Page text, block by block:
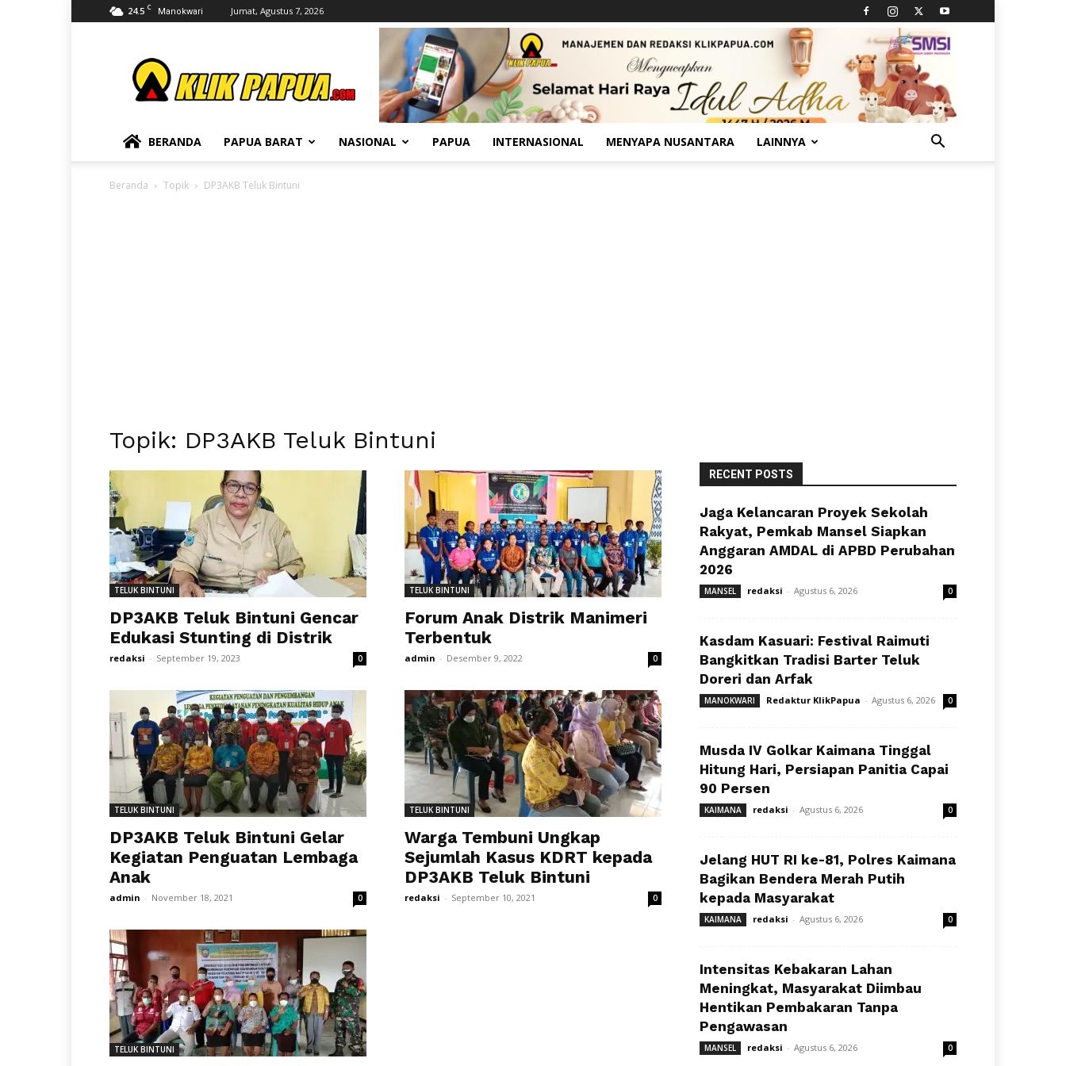
24.5 C Manokwari Jumat, Agustus 7, 2026
BERANDA PAPUA BARAT NASIONAL PAPUA INTERNASIONAL MENYAPA NUSANTARA LAINNYA
Beranda Topik DP3AKB Teluk Bintuni
Topik: DP3AKB Teluk Bintuni
TELUK BINTUNI
DP3AKB Teluk Bintuni Gencar
Edukasi Stunting di Distrik
redaksi - September 19, 2023 0
TELUK BINTUNI
Forum Anak Distrik Manimeri
Terbentuk
admin - Desember 9, 2022 0
TELUK BINTUNI
DP3AKB Teluk Bintuni Gelar
Kegiatan Penguatan Lembaga
Anak
admin - November 18, 2021 0
TELUK BINTUNI
Warga Tembuni Ungkap
Sejumlah Kasus KDRT kepada
DP3AKB Teluk Bintuni
redaksi - September 10, 2021 0
TELUK BINTUNI
RECENT POSTS
Jaga Kelancaran Proyek Sekolah
Rakyat, Pemkab Mansel Siapkan
Anggaran AMDAL di APBD Perubahan
2026
MANSEL redaksi - Agustus 6, 2026 0
Kasdam Kasuari: Festival Raimuti
Bangkitkan Tradisi Barter Teluk
Doreri dan Arfak
MANOKWARI Redaktur KlikPapua - Agustus 6, 2026 0
Musda IV Golkar Kaimana Tinggal
Hitung Hari, Persiapan Panitia Capai
90 Persen
KAIMANA redaksi - Agustus 6, 2026 0
Jelang HUT RI ke-81, Polres Kaimana
Bagikan Bendera Merah Putih
kepada Masyarakat
KAIMANA redaksi - Agustus 6, 2026 0
Intensitas Kebakaran Lahan
Meningkat, Masyarakat Diimbau
Hentikan Pembakaran Tanpa
Pengawasan
MANSEL redaksi - Agustus 6, 2026 0